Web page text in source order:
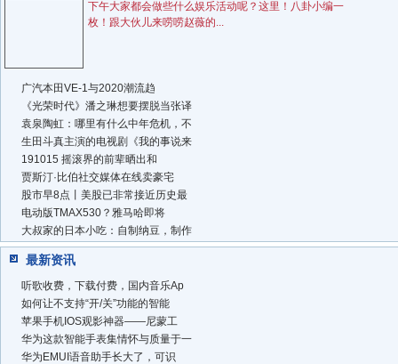
下午大家都会做些什么娱乐活动呢？这里！八卦小编一
枚！跟大伙儿来唠唠赵薇的...
广汽本田VE-1与2020潮流趋
《光荣时代》潘之琳想要摆脱当张译
袁泉陶虹：哪里有什么中年危机，不
生田斗真主演的电视剧《我的事说来
191015 摇滚界的前辈晒出和
贾斯汀·比伯社交媒体在线卖豪宅
股市早8点丨美股已非常接近历史最
电动版TMAX530？雅马哈即将
大叔家的日本小吃：自制纳豆，制作
最新资讯
听歌收费，下载付费，国内音乐Ap
如何让不支持“开/关”功能的智能
苹果手机IOS观影神器——尼蒙工
华为这款智能手表集情怀与质量于一
华为EMUI语音助手长大了，可识